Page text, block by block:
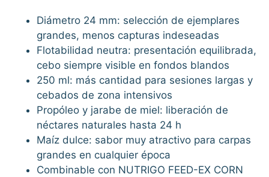
Diámetro 24 mm: selección de ejemplares
grandes, menos capturas indeseadas
Flotabilidad neutra: presentación equilibrada,
cebo siempre visible en fondos blandos
250 ml: más cantidad para sesiones largas y
cebados de zona intensivos
Propóleo y jarabe de miel: liberación de
néctares naturales hasta 24 h
Maíz dulce: sabor muy atractivo para carpas
grandes en cualquier época
Combinable con NUTRIGO FEED-EX CORN